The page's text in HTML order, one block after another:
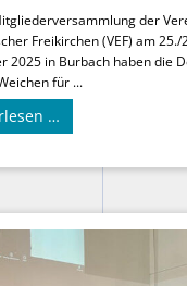
der
Freikirchen (VEF) am 25./
2025 in Burbach haben die
für ...
…